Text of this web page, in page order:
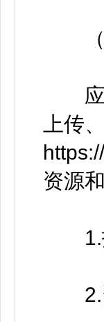
（
应聘
上传
资源
1.报
2.资